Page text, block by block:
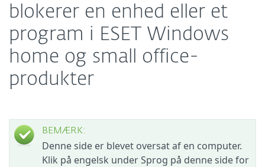
blokerer en enhed eller et
program i ESET Windows
home og small office-
produkter
BEMÆRK:
Denne side er blevet oversat af en computer.
Klik på engelsk under Sprog på denne side for